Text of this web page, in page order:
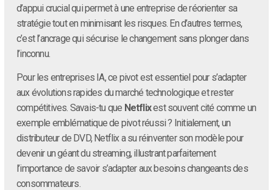
d’appui crucial qui permet à une entreprise de réorienter sa
stratégie tout en minimisant les risques. En d’autres termes,
c’est l’ancrage qui sécurise le changement sans plonger dans
l’inconnu.
Pour les entreprises IA, ce pivot est essentiel pour s’adapter
aux évolutions rapides du marché technologique et rester
compétitives. Savais-tu que Netflixest souvent cité comme un
exemple emblématique de pivot réussi ? Initialement, un
distributeur de DVD, Netflix a su réinventer son modèle pour
devenir un géant du streaming, illustrant parfaitement
l’importance de savoir s’adapter aux besoins changeants des
consommateurs.